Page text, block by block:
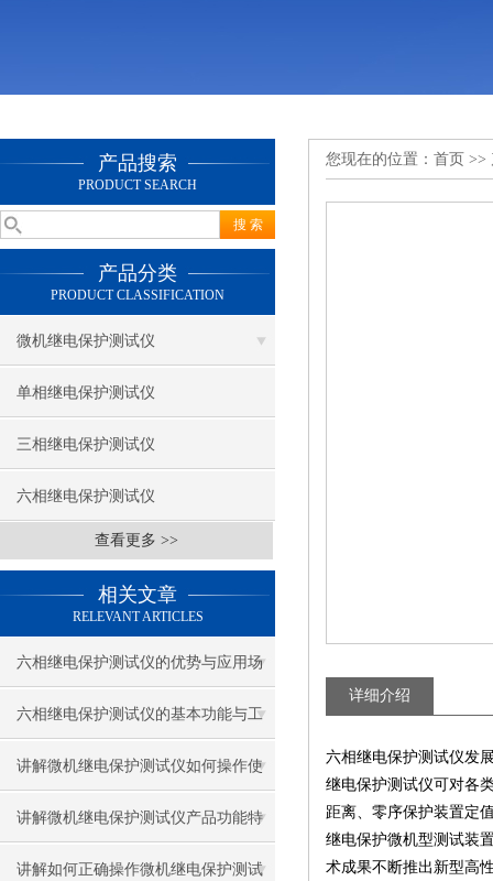
产品搜索
PRODUCT SEARCH
产品分类
PRODUCT CLASSIFICATION
微机继电保护测试仪
单相继电保护测试仪
三相继电保护测试仪
六相继电保护测试仪
查看更多 >>
相关文章
RELEVANT ARTICLES
六相继电保护测试仪的优势与应用场
景解析
六相继电保护测试仪的基本功能与工
作原理
讲解微机继电保护测试仪如何操作使
用
讲解微机继电保护测试仪产品功能特
点
讲解如何正确操作微机继电保护测试
您现在的位置： 首页 >>
详细介绍
六相继电保护测试仪发
继电保护测试仪可对各
距离、零序保护装置定
继电保护微机型测试装
术成果不断推出新型高